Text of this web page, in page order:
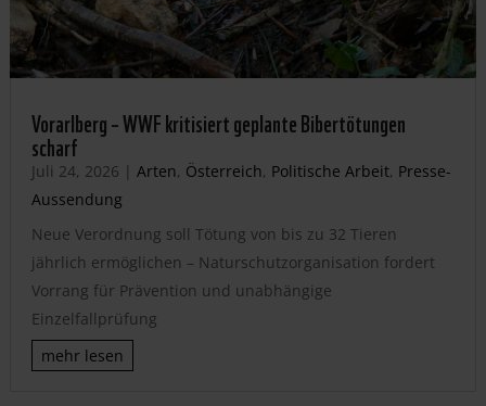
Vorarlberg – WWF kritisiert geplante Bibertötungen
scharf
Juli 24, 2026 | Arten, Österreich, Politische Arbeit, Presse-
Aussendung
Neue Verordnung soll Tötung von bis zu 32 Tieren
jährlich ermöglichen – Naturschutzorganisation fordert
Vorrang für Prävention und unabhängige
Einzelfallprüfung
mehr lesen